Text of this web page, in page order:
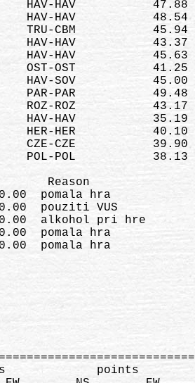
HAV-HAV           47.88
HAV-HAV
TRU-CBM
HAV-HAV
HAV-HAV
OST-OST
SOV           45.00
PAR-PAR
ROZ-ROZ
HAV-HAV           35.19
HER-HER           40.10
CZE-CZE
POL-POL           38.13
Reason
pomala hra
pouziti VUS
alkohol pri hre
pomala hra
pomala hra